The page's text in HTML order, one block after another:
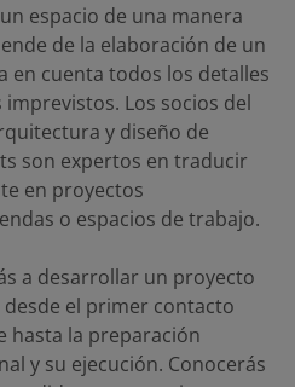
espacio de una manera
de la elaboración de un
en cuenta todos los detalles
Los socios del
y diseño de
son expertos en traducir
en proyectos
o espacios de trabajo.
a desarrollar un proyecto
el primer contacto
hasta la preparación
y su ejecución. Conocerás